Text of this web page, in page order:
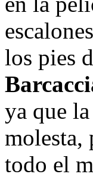
los pies
ya que
molesta,
todo el